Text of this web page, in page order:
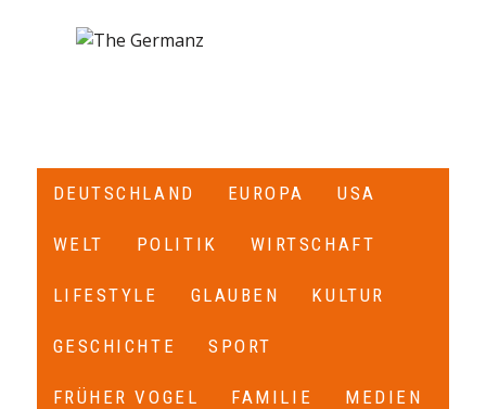
DEUTSCHLAND EUROPA USA
WELT POLITIK WIRTSCHAFT
LIFESTYLE GLAUBEN KULTUR
GESCHICHTE SPORT
FRÜHER VOGEL FAMILIE MEDIEN